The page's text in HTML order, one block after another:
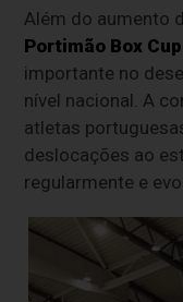
Além do aumento
Portimão Box
importante no
nível nacional. A
atletas
deslocações ao
regularmente e